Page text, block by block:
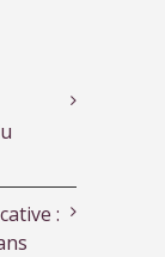
: